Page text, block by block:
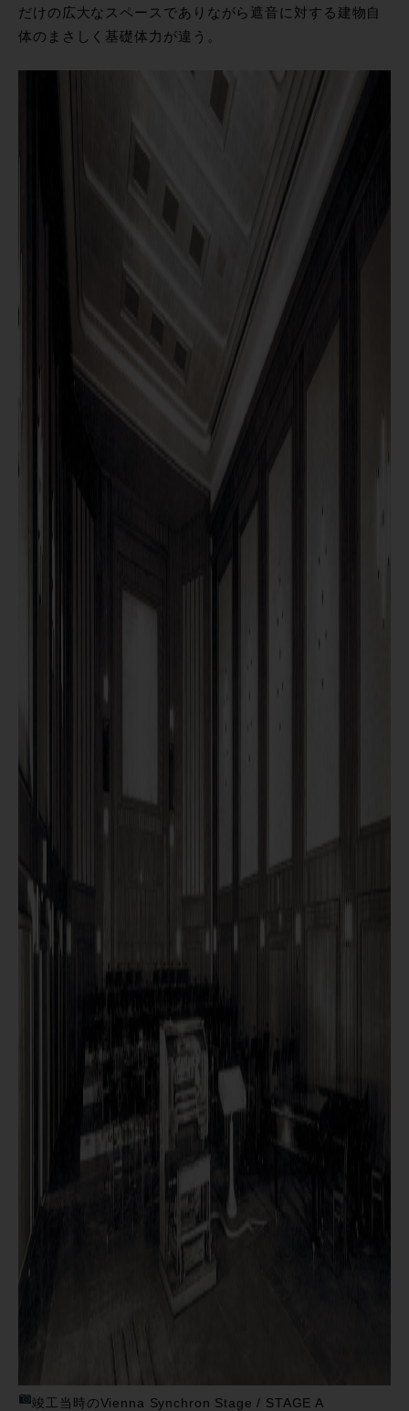
だけの広大なスペースでありながら遮音に対する建物自
体のまさしく基礎体力が違う。
竣工当時のVienna Synchron Stage / STAGE A